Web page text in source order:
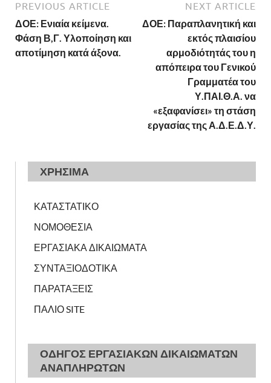
PREVIOUS ARTICLE
ΔΟΕ: Ενιαία κείμενα.
Φάση Β,Γ. Υλοποίηση και
αποτίμηση κατά άξονα.
NEXT ARTICLE
ΔΟΕ: Παραπλανητική και
εκτός πλαισίου
αρμοδιότητάς του η
απόπειρα του Γενικού
Γραμματέα του
Υ.ΠΑΙ.Θ.Α. να
«εξαφανίσει» τη στάση
εργασίας της Α.Δ.Ε.Δ.Υ.
ΧΡΗΣΙΜΑ
ΚΑΤΑΣΤΑΤΙΚΟ
ΝΟΜΟΘΕΣΙΑ
ΕΡΓΑΣΙΑΚΑ ΔΙΚΑΙΩΜΑΤΑ
ΣΥΝΤΑΞΙΟΔΟΤΙΚΑ
ΠΑΡΑΤΑΞΕΙΣ
ΠΑΛΙΟ SITE
ΟΔΗΓΟΣ ΕΡΓΑΣΙΑΚΩΝ ΔΙΚΑΙΩΜΑΤΩΝ
ΑΝΑΠΛΗΡΩΤΩΝ